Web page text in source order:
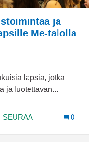
ja
Me-talolla
lapsia, jotka
ja luotettavan...
39 SEURAAJAA
SEURAA
0